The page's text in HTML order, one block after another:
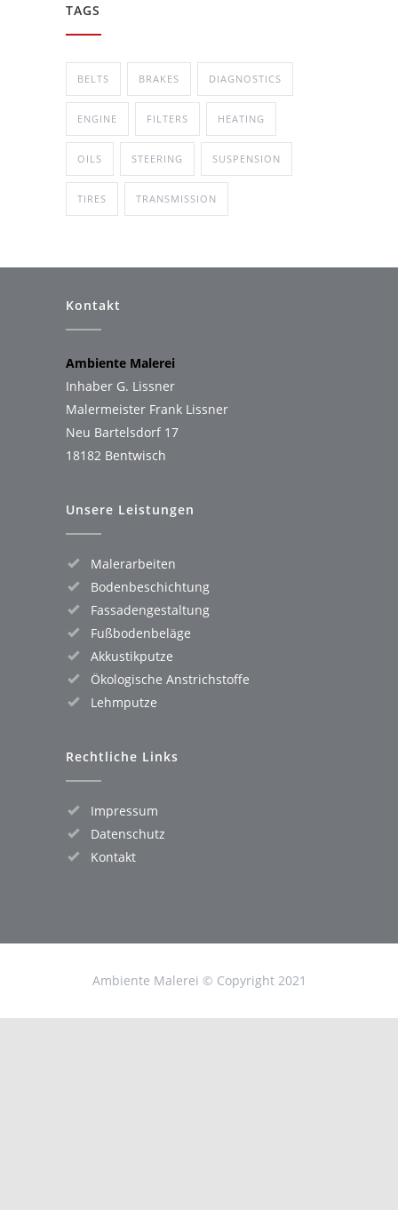
TAGS
BELTS BRAKES DIAGNOSTICS
ENGINE FILTERS HEATING
OILS STEERING SUSPENSION
TIRES TRANSMISSION
Kontakt
Ambiente Malerei
Inhaber G. Lissner
Malermeister Frank Lissner
Neu Bartelsdorf 17
18182 Bentwisch
Unsere Leistungen
Malerarbeiten
Bodenbeschichtung
Fassadengestaltung
Fußbodenbeläge
Akkustikputze
Ökologische Anstrichstoffe
Lehmputze
Rechtliche Links
Impressum
Datenschutz
Kontakt
Ambiente Malerei © Copyright 2021